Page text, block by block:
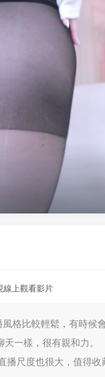
線上觀看影片
格比較輕鬆，有時候
一樣，很有親和力。
播尺度也很大，值得收